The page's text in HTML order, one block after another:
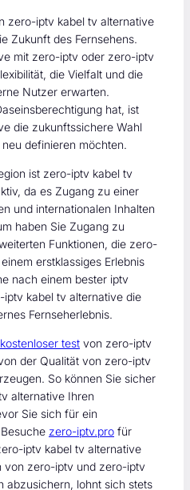
zero-iptv kabel tv alternative
Zukunft des Fernsehens.
mit zero-iptv oder zero-iptv
die Vielfalt und die
Nutzer erwarten.
hat, ist
die zukunftssichere Wahl
definieren möchten.
ist zero-iptv kabel tv
da es Zugang zu einer
und internationalen Inhalten
haben Sie Zugang zu
Funktionen, die zero-
erstklassiges Erlebnis
nach einem bester iptv
kabel tv alternative die
Fernseherlebnis.
kostenloser test von zero-iptv
der Qualität von zero-iptv
So können Sie sicher
alternative Ihren
Sie sich für ein
zero-iptv.pro für
iptv kabel tv alternative
von zero-iptv und zero-iptv
abzusichern, lohnt sich stets